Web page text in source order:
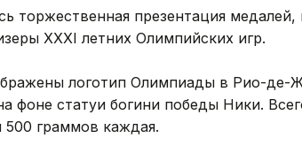
торжественная презентация
XXXI летних Олимпийских игр.
логотип Олимпиады в Рио-де-
фоне статуи богини победы Ники.
500 граммов каждая.